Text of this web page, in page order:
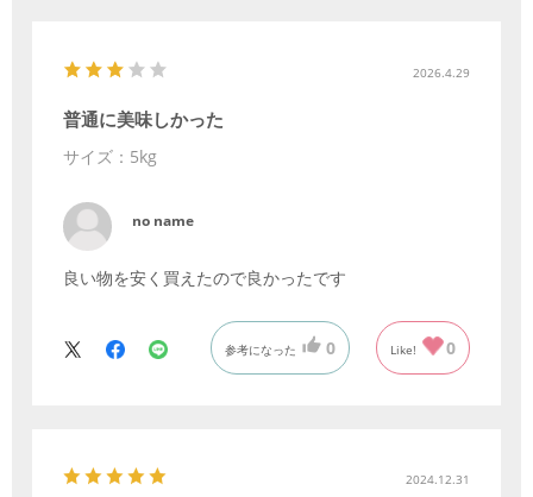
2026.4.29
普通に美味しかった
サイズ：5kg
no name
良い物を安く買えたので良かったです
参考になった 0 Like! 0
2024.12.31